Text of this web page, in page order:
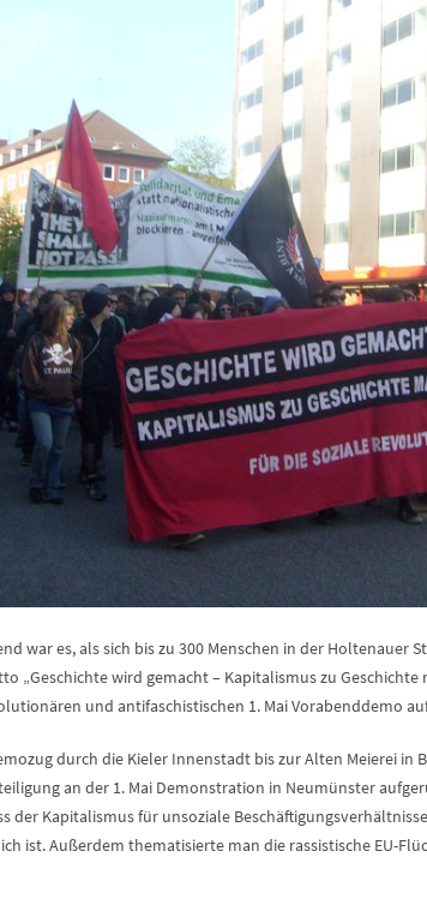
war es, als sich bis zu 300 Menschen in der Holtenauer
„Geschichte wird gemacht – Kapitalismus zu
und antifaschistischen 1. Mai Vorabenddemo
durch die Kieler Innenstadt bis zur Alten Meierei in
an der 1. Mai Demonstration in Neumünster
der Kapitalismus für unsoziale
ist. Außerdem thematisierte man die rassistische EU-